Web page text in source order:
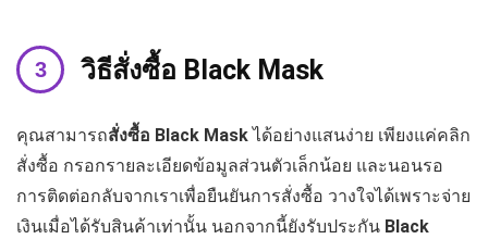
วิธีสั่งซื้อ Black Mask
คุณสามารถสั่งซื้อ Black Maskได้อย่างแสนง่าย เพียงแค่คลิก
สั่งซื้อ กรอกรายละเอียดข้อมูลส่วนตัวเล็กน้อย และนอนรอ
การติดต่อกลับจากเราเพื่อยืนยันการสั่งซื้อ วางใจได้เพราะจ่าย
เงินเมื่อได้รับสินค้าเท่านั้น นอกจากนี้ยังรับประกัน Black